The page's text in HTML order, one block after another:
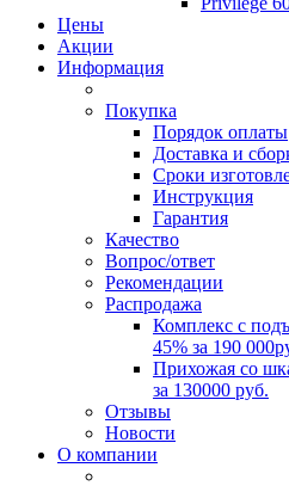
Цены
Акции
Информация
Покупка
Порядок оплаты
Доставка и
Сроки
Инструкция
Гарантия
Качество
Вопрос/ответ
Рекомендации
Распродажа
Комплекс с
45% за 190
Прихожая со
за 130000 руб.
Отзывы
Новости
О компании